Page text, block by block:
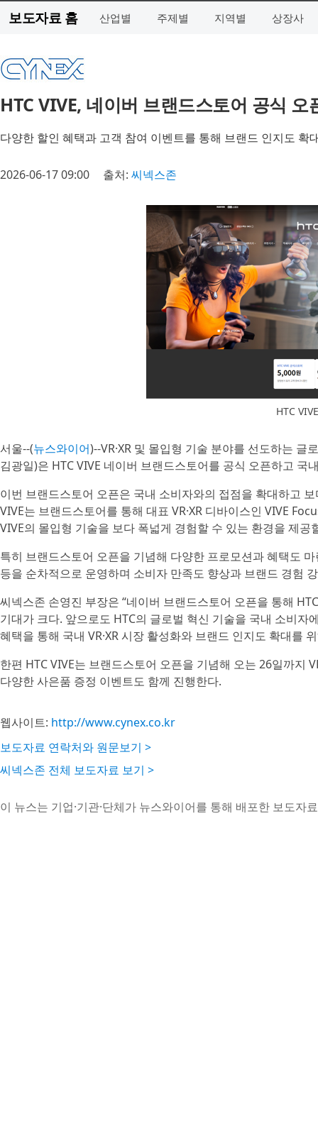
보도자료 홈 산업별 주제별 지역별 상장사
HTC VIVE, 네이버 브랜드스토어 공식
다양한 할인 혜택과 고객 참여 이벤트를 통해 브랜드 인지도 확
2026-06-17 09:00 출처: 씨넥스존
HTC
서울--(뉴스와이어)--VR·XR 및 몰입형 기술 분야를 선도하는
김광일)은 HTC VIVE 네이버 브랜드스토어를 공식 오픈하고 국
이번 브랜드스토어 오픈은 국내 소비자와의 접점을 확대하고
VIVE는 브랜드스토어를 통해 대표 VR·XR 디바이스인 VIVE
VIVE의 몰입형 기술을 보다 폭넓게 경험할 수 있는 환경을 제공
특히 브랜드스토어 오픈을 기념해 다양한 프로모션과 혜택도
등을 순차적으로 운영하며 소비자 만족도 향상과 브랜드 경험
씨넥스존 손영진 부장은 “네이버 브랜드스토어 오픈을 통해
기대가 크다. 앞으로도 HTC의 글로벌 혁신 기술을 국내 소비
혜택을 통해 국내 VR·XR 시장 활성화와 브랜드 인지도 확대를
한편 HTC VIVE는 브랜드스토어 오픈을 기념해 오는 26일까지
다양한 사은품 증정 이벤트도 함께 진행한다.
웹사이트: http://www.cynex.co.kr
보도자료 연락처와 원문보기 >
씨넥스존 전체 보도자료 보기 >
이 뉴스는 기업·기관·단체가 뉴스와이어를 통해 배포한 보도자